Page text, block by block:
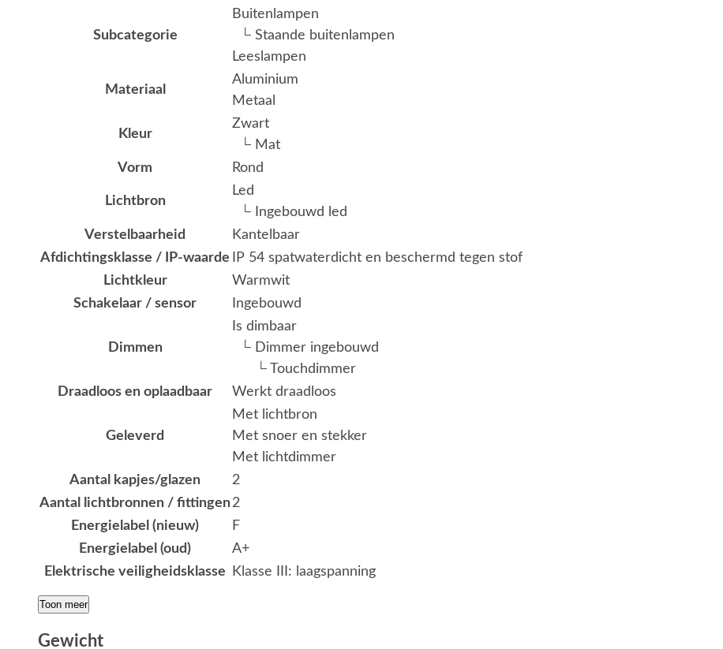
Subcategorie
Buitenlampen
└ Staande buitenlampen
Leeslampen
Materiaal
Aluminium
Metaal
Kleur
Zwart
└ Mat
Vorm
Rond
Lichtbron
Led
└ Ingebouwd led
Verstelbaarheid
Kantelbaar
Afdichtingsklasse / IP-waarde
IP 54 spatwaterdicht en beschermd tegen stof
Lichtkleur
Warmwit
Schakelaar / sensor
Ingebouwd
Dimmen
Is dimbaar
└ Dimmer ingebouwd
└ Touchdimmer
Draadloos en oplaadbaar
Werkt draadloos
Geleverd
Met lichtbron
Met snoer en stekker
Met lichtdimmer
Aantal kapjes/glazen
2
Aantal lichtbronnen / fittingen2
Energielabel (nieuw)
F
Energielabel (oud)
A+
Elektrische veiligheidsklasse
Klasse III: laagspanning
Toon meer
Gewicht